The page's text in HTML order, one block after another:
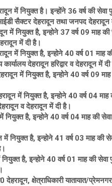
में नियुक्त है। इन्होंने 36 वर्ष की सेवा
सैक्टर देहरादून तथा जनपद देहरादून
में नियुक्त है, इन्होने 37 वर्ष 09 माह की
में दी है।
नियुक्त है, इन्होने 40 वर्ष 01 माह की
देहरादून हरिद्वार व देहरादून में
में नियुक्त है, इन्होने 40 वर्ष 09 माह
में नियुक्त है, इन्होने 40 वर्ष 04 माह
व देहरादून में दी है।
है, इन्होने 40 वर्ष 04 माह की सेवा
है, इन्होने 41 वर्ष 03 माह की
है, इन्होने 40 वर्ष 01 माह की सेवा
क्षेत्राधिकारी यातायात/